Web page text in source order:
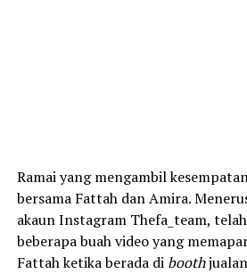
Ramai yang mengambil
bersama Fattah dan Amira.
akaun Instagram Thefa_team,
beberapa buah video yang
Fattah ketika berada di booth